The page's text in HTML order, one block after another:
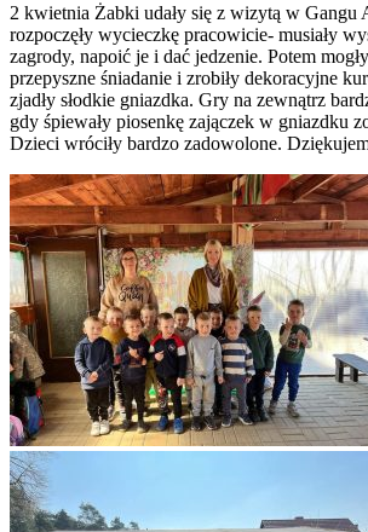
2 kwietnia Żabki udały się z wizytą w Gangu
rozpoczęły wycieczkę pracowicie- musiały
zagrody, napoić je i dać jedzenie. Potem
przepyszne śniadanie i zrobiły dekoracyjne
zjadły słodkie gniazdka. Gry na zewnątrz
gdy śpiewały piosenkę zajączek w gniazdku
Dzieci wróciły bardzo zadowolone.